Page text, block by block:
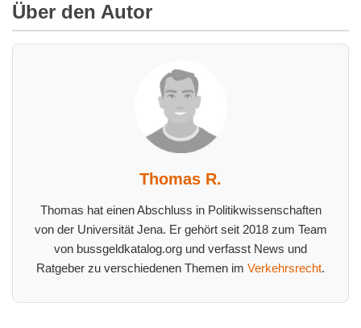
Über den Autor
Thomas R.
Thomas hat einen Abschluss in Politikwissenschaften
von der Universität Jena. Er gehört seit 2018 zum Team
von bussgeldkatalog.org und verfasst News und
Ratgeber zu verschiedenen Themen im Verkehrsrecht.